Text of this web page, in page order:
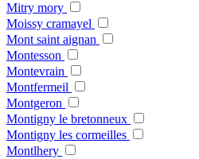
Mitry mory
Moissy cramayel
Mont saint aignan
Montesson
Montevrain
Montfermeil
Montgeron
Montigny le bretonneux
Montigny les cormeilles
Montlhery